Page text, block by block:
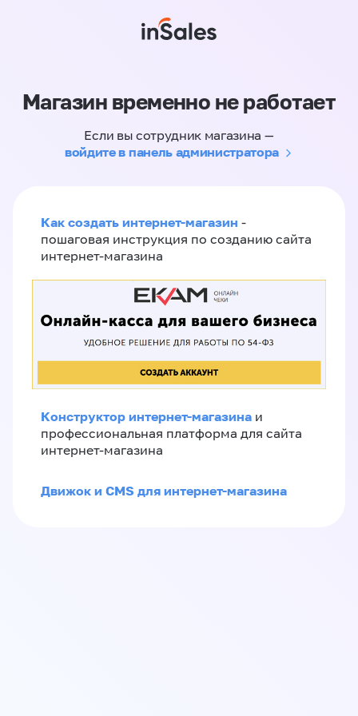
Магазин временно не работает
Если вы сотрудник магазина —
войдите в панель администратора
Как создать интернет-магазин -
пошаговая инструкция по созданию сайта
интернет-магазина
Конструктор интернет-магазина и
профессиональная платформа для сайта
интернет-магазина
Движок и CMS для интернет-магазина